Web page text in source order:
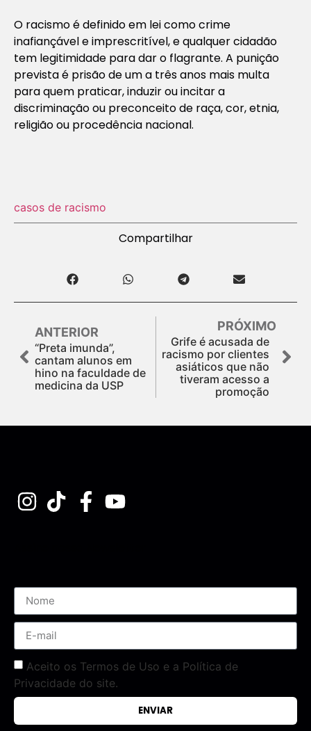
O racismo é definido em lei como crime
inafiançável e imprescritível, e qualquer cidadão
tem legitimidade para dar o flagrante. A punição
prevista é prisão de um a três anos mais multa
para quem praticar, induzir ou incitar a
discriminação ou preconceito de raça, cor, etnia,
religião ou procedência nacional.
casos de racismo
Compartilhar
ANTERIOR
“Preta imunda”,
cantam alunos em
hino na faculdade de
medicina da USP
PRÓXIMO
Grife é acusada de
racismo por clientes
asiáticos que não
tiveram acesso a
promoção
Aceito os Termos de Uso e a Política de
Privacidade do site.
ENVIAR